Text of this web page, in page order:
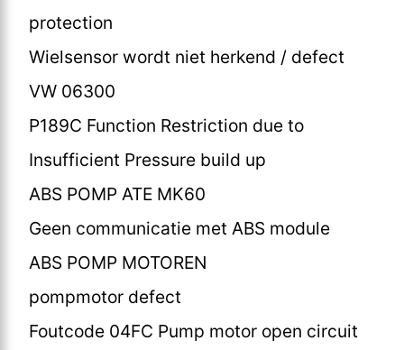
protection
Wielsensor wordt niet herkend / defect
VW 06300
P189C Function Restriction due to
Insufficient Pressure build up
ABS POMP ATE MK60
Geen communicatie met ABS module
ABS POMP MOTOREN
pompmotor defect
Foutcode 04FC Pump motor open circuit